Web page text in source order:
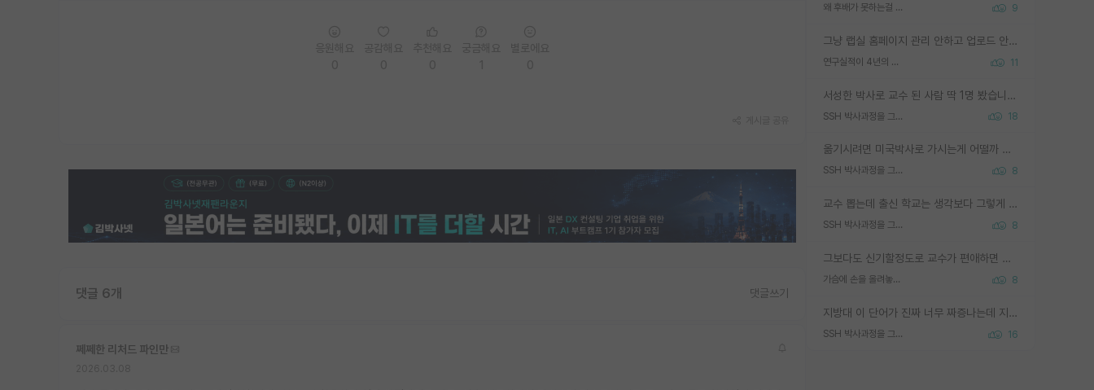
왜 후배가 못하는걸 교수님은 내 책임으로 돌리는걸까요? 9
그냥 랩실 홈페이지 관리 안하고 업로드 안한거 아님?
연구실적이 4년의 공백이 있는거 어떻게 생각하냐 11
서성한 박사로 교수 된 사람 딱 1명 봤습니다. 근데 지방대 박사로 교수된 거는 기적이 일어나야되요. 서성한 학부부터여도 빡센게 교수임용일텐데 지방대박사로 무슨 교수가 되나요...... 중소기업/중견기업 팀장급/연구소장급이나 될거 같네요.
SSH 박사과정을 그만두고 지방대 박사로 옮기면 교수의 꿈은 끝일까요? 18
옮기시려면 미국박사로 가시는게 어떨까 싶네요. 교수가 꿈이면 미국박사 하고 미국교수 까지 같이 노리시는게 기회가 많지 않을까요?
SSH 박사과정을 그만두고 지방대 박사로 옮기면 교수의 꿈은 끝일까요? 8
교수 뽑는데 출신 학교는 생각보다 그렇게 안 봄. 앞으로는 더 안 보게 될거임. 박사는 어디서 진행해도 됨. 단, 제대로 쌓고 좋은 실적 만들 수 있다면. 그런데 지방대는 그럴 가능성이 지극히 낮음. 나만 열심히 잘 하면 된다? 인간은 주변 환경에 지배되는 나약한 존재임. 주변의 지방대 대학원생과 섞이고 지방 특유의 여유로움 또는 나쁘게 얘기해서 나태함에 젖어 살다보면 교수의 꿈 자체를 잊어버리게 될 가능성도 있음. 주변 환경이 70~80%임.
SSH 박사과정을 그만두고 지방대 박사로 옮기면 교수의 꿈은 끝일까요? 8
그보다도 신기할정도로 교수가 편애하면 그사람만 논문이 되더라구요 내용이 다른 사람보다 허접해도요
가슴에 손을 올려놓고 싫어하는 사람 불공정하게 리뷰 8
지방대 이 단어가 진짜 너무 짜증나는데 지방대면 다 그냥 쓰레기인가요? 무슨 말 같지도 않은 댓글들이 있는건지??? 지방에도 충분히 좋은 대학 많고 충분히 잘하는 교수님들 많습니다 포항공대 4개 IST 대표 지거국들 여기 모두 다 지방에 있고 여기 출신들 중에 교수하는 분들 적지 않습니다 지거국 출신이 무슨 교수를 하냐?라고 생각할 사람들 많은데 상위 대표 지거국에 아웃라이어들 많습니다 결국 개인의 연구역량과 실적이 중요합니다 이 역량을 펼치는데 있어서 지도교수와의 합도 중요합니다. 그리고 경력이 필요하면 해외포닥까지 다녀오세요
SSH 박사과정을 그만두고 지방대 박사로 옮기면 교수의 꿈은 끝일까요? 16
댓글 6개 댓글쓰기
쩨쩨한 리처드 파인만